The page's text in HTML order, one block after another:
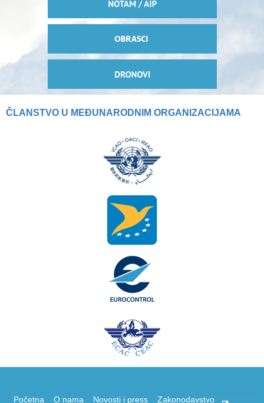
ČLANSTVO U MEĐUNARODNIM ORGANIZACIJAMA
Početna O nama Novosti i press Zakonodavstvo